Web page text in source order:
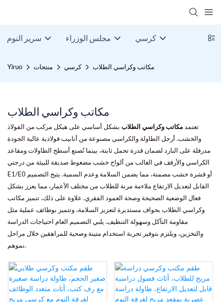
سرير النوم مجلس الوزراء كرسي
Yiruo منتجات كرسي مكاتب وكراسي الطلاب
مكاتب وكراسي الطلاب
تعتمدمكاتب وكراسي الطلاب بشكل أساسي على هيكل مركب من الفولاذ
والخشب. أرجل الطاولة والكراسي مصنوعة من أنابيب فولاذية عالية الجودة
مدرفلة على البارد لضمان قدرة تحمل ثابتة، بينما تُصنع أسطح الطاولات ومقاعد
الكراسي والأرفف في الغالب من ألواح خشب مضغوط صديقة للبيئة من درجتي
E1/E0 أو قشرة خشب مصمتة، مما يضمن السلامة وعدم السمية. يتيح التصميم
القابل لتعديل الارتفاع ملاءمة مرنة للطلاب من مختلف الأعمار، مما يعزز بشكل
فعال الوضعية الصحيحة وصحة العمود الفقري. علاوة على ذلك، تتميز مكاتب
وكراسي الطلاب بحواف مستديرة لتعزيز السلامة، وتتميز بوظائف عملية مثل
مقاومة التآكل وسهولة التنظيف. يلبي التصميم العام احتياجات الدراسة
والتخزين، ويلتزم بتوفير تجربة استخدام متينة وصحية للمراهقين خلال مراحل
نموهم.